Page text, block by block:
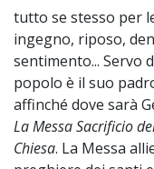
tutto se stesso per
ingegno, riposo,
sentimento... Servo
popolo è il suo
affinché dove sarà
La Messa Sacrificio
Chiesa. La Messa